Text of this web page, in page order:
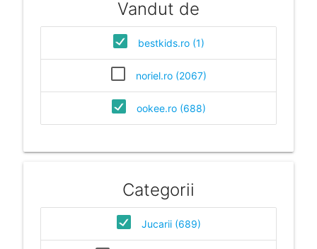
Vandut de
bestkids.ro (1)
noriel.ro (2067)
ookee.ro (688)
Categorii
Jucarii (689)